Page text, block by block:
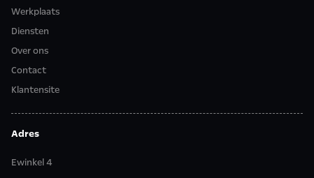
Werkplaats
Diensten
Over ons
Contact
Klantensite
Adres
Ewinkel 4